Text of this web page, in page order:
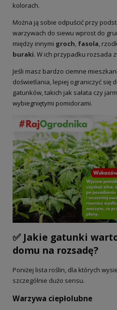
kolorach.
Można ją sobie odpuścić przy
warzywach do siewu wprost do
między innymi groch, fasola,
buraki. W ich przypadku rozsada
Jeśli masz bardzo ciemne
doświetlania, lepiej ograniczyć się
gatunków, takich jak sałata czy
wybiegniętymi pomidorami.
✅ Jakie gatunki
domu na rozsadę?
Poniżej lista roślin, dla których
szczególnie dużo sensu.
Warzywa ciepłolubne